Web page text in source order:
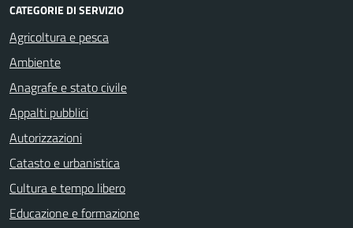
CATEGORIE DI SERVIZIO
Agricoltura e pesca
Ambiente
Anagrafe e stato civile
Appalti pubblici
Autorizzazioni
Catasto e urbanistica
Cultura e tempo libero
Educazione e formazione